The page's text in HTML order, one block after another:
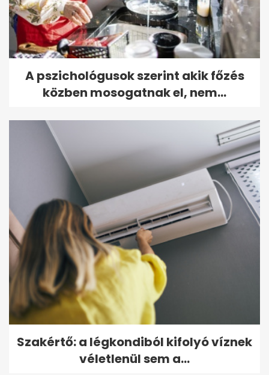
A pszichológusok szerint akik főzés
közben mosogatnak el, nem...
Szakértő: a légkondiból kifolyó víznek
véletlenül sem a...